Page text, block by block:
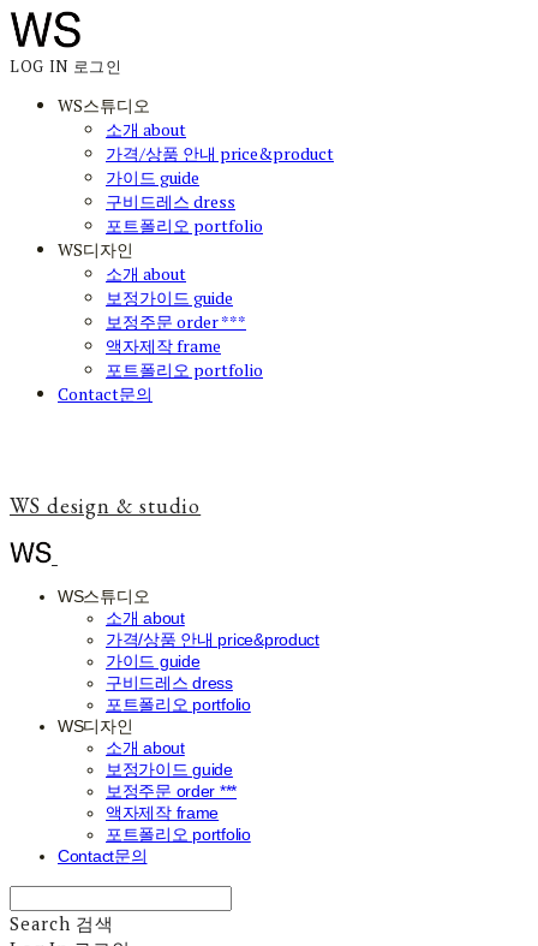
LOG IN 로그인
WS스튜디오
소개 about
가격/상품 안내 price&product
가이드 guide
구비드레스 dress
포트폴리오 portfolio
WS디자인
소개 about
보정가이드 guide
보정주문 order ***
액자제작 frame
포트폴리오 portfolio
Contact문의
WS design & studio
WS스튜디오
소개 about
가격/상품 안내 price&product
가이드 guide
구비드레스 dress
포트폴리오 portfolio
WS디자인
소개 about
보정가이드 guide
보정주문 order ***
액자제작 frame
포트폴리오 portfolio
Contact문의
Search 검색